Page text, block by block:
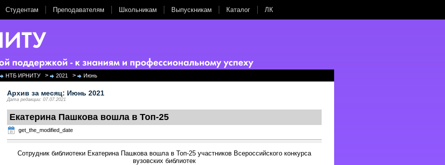
Студентам Преподавателям Школьникам Выпускникам Каталог ЛК
НТБ ИРНИТУ > 2021 > Июнь
Архив за месяц: Июнь 2021
Дата редакции: 07.07.2021
Екатерина Пашкова вошла в Топ-25
get_the_modified_date
Сотрудник библиотеки Екатерина Пашкова вошла в Топ-25 участников Всероссийского конкурса
вузовских библиотек